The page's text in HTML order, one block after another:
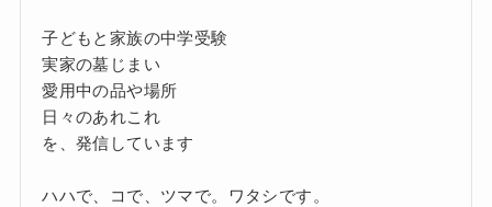
子どもと家族の中学受験
実家の墓じまい
愛用中の品や場所
日々のあれこれ
を、発信しています
ハハで、コで、ツマで。ワタシです。